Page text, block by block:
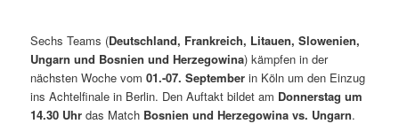
Sechs Teams (Deutschland, Frankreich, Litauen, Slowenien,
Ungarn und Bosnien und Herzegowina) kämpfen in der
nächsten Woche vom01.-07. September in Köln um den Einzug
ins Achtelfinale in Berlin. Den Auftakt bildet am Donnerstag um
14.30 Uhr das Match Bosnien und Herzegowina vs. Ungarn.